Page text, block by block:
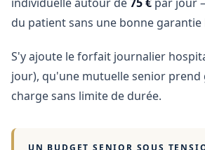
du patient sans une bonne
S'y ajoute le forfait journalier
jour), qu'une mutuelle senior prend
charge sans limite de durée.
UN BUDGET SENIOR SOUS